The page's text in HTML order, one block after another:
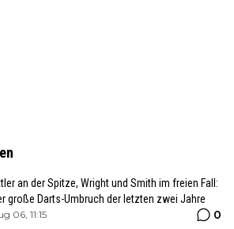
an der Spitze, Wright und Smith im freien Fall:
große Darts-Umbruch der letzten zwei Jahre
06, 11:15 0